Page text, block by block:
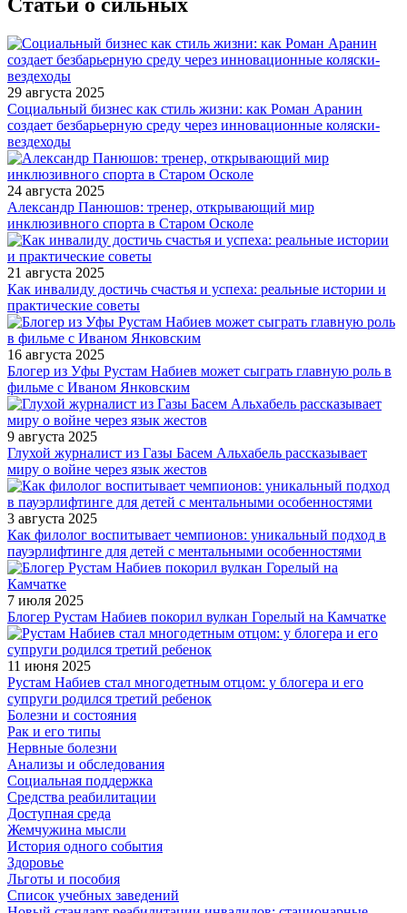
Статьи о сильных
29 августа 2025
Социальный бизнес как стиль жизни: как Роман Аранин
создает безбарьерную среду через инновационные коляски-
вездеходы
24 августа 2025
Александр Панюшов: тренер, открывающий мир
инклюзивного спорта в Старом Осколе
21 августа 2025
Как инвалиду достичь счастья и успеха: реальные истории и
практические советы
16 августа 2025
Блогер из Уфы Рустам Набиев может сыграть главную роль в
фильме с Иваном Янковским
9 августа 2025
Глухой журналист из Газы Басем Альхабель рассказывает
миру о войне через язык жестов
3 августа 2025
Как филолог воспитывает чемпионов: уникальный подход в
пауэрлифтинге для детей с ментальными особенностями
7 июля 2025
Блогер Рустам Набиев покорил вулкан Горелый на Камчатке
11 июня 2025
Рустам Набиев стал многодетным отцом: у блогера и его
супруги родился третий ребенок
Болезни и состояния
Рак и его типы
Нервные болезни
Анализы и обследования
Социальная поддержка
Средства реабилитации
Доступная среда
Жемчужина мысли
История одного события
Здоровье
Льготы и пособия
Список учебных заведений